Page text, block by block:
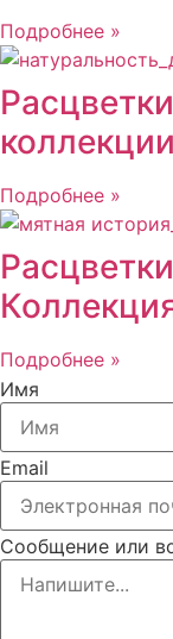
Подробнее »
Подробнее »
Подробнее »
Имя
Email
Сообщение или